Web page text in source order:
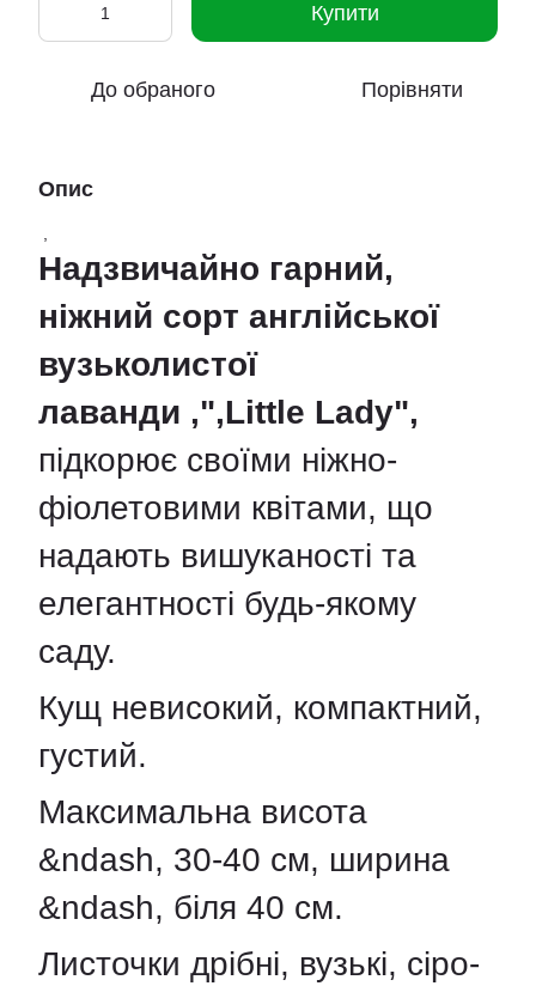
Купити
До обраного Порівняти
Опис
Надзвичайно гарний,
ніжний сорт англійської
вузьколистої
лаванди ,",Little Lady",
підкорює своїми ніжно-
фіолетовими квітами, що
надають вишуканості та
елегантності будь-якому
саду.
Кущ невисокий, компактний,
густий.
Максимальна висота
&ndash, 30-40 см, ширина
&ndash, біля 40 см.
Листочки дрібні, вузькі, сіро-